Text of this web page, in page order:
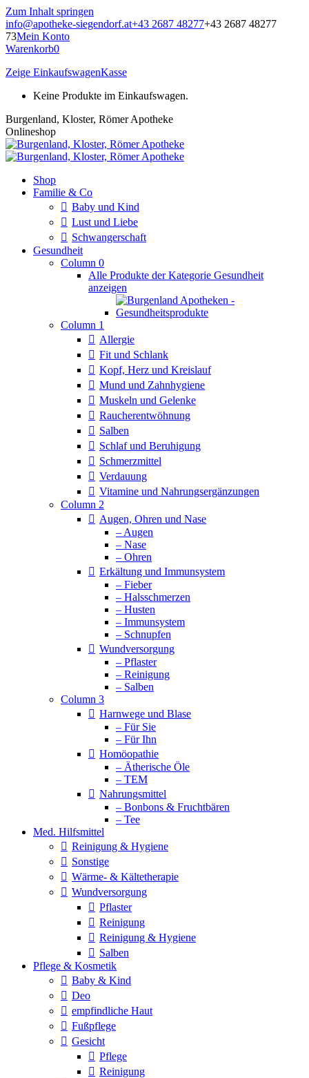
Zum Inhalt springen
info@apotheke-siegendorf.at+43 2687 48277+43 2687 48277
73Mein Konto
Warenkorb0
Zeige EinkaufswagenKasse
Keine Produkte im Einkaufswagen.
Burgenland, Kloster, Römer Apotheke
Onlineshop
Shop
Familie & Co
Baby und Kind
Lust und Liebe
Schwangerschaft
Gesundheit
Column 0
Alle Produkte der Kategorie Gesundheit
anzeigen
Column 1
Allergie
Fit und Schlank
Kopf, Herz und Kreislauf
Mund und Zahnhygiene
Muskeln und Gelenke
Raucherentwöhnung
Salben
Schlaf und Beruhigung
Schmerzmittel
Verdauung
Vitamine und Nahrungsergänzungen
Column 2
Augen, Ohren und Nase
– Augen
– Nase
– Ohren
Erkältung und Immunsystem
– Fieber
– Halsschmerzen
– Husten
– Immunsystem
– Schnupfen
Wundversorgung
– Pflaster
– Reinigung
– Salben
Column 3
Harnwege und Blase
– Für Sie
– Für Ihn
Homöopathie
– Ätherische Öle
– TEM
Nahrungsmittel
– Bonbons & Fruchtbären
– Tee
Med. Hilfsmittel
Reinigung & Hygiene
Sonstige
Wärme- & Kältetherapie
Wundversorgung
Pflaster
Reinigung
Reinigung & Hygiene
Salben
Pflege & Kosmetik
Baby & Kind
Deo
empfindliche Haut
Fußpflege
Gesicht
Pflege
Reinigung